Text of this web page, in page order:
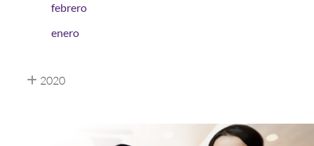
febrero
enero
2020